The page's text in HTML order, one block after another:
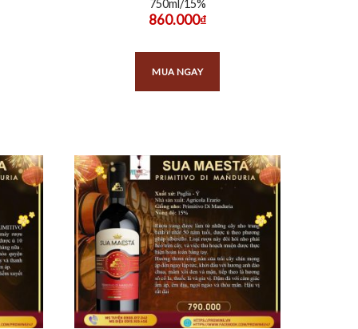
750ml/15%
860.000₫
MUA NGAY